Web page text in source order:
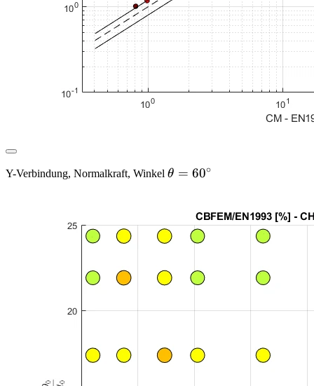
Y-Verbindung, Normalkraft, Winkel \theta
θ = 60∘